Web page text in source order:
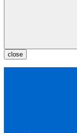
close